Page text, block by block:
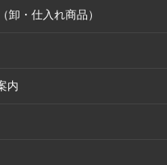
和綴じノート】新柄発表
新商品案内】躍進を呼び込む縁
卸・仕入れ商品）
内